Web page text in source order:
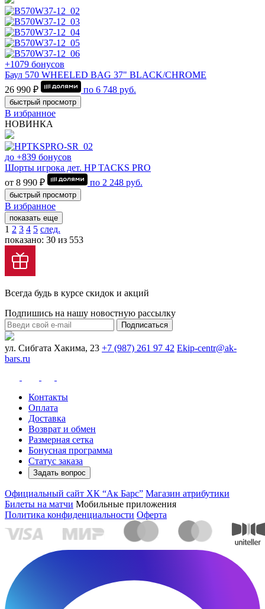
+1079 бонусов
Баул 570 WHEELED BAG 37" BLACK/CHROME
26 990 ₽
по 6 748 руб.
быстрый просмотр
В избранное
НОВИНКА
до +839 бонусов
Шорты игрока дет. HP TACKS PRO
от 8 990 ₽
по 2 248 руб.
быстрый просмотр
В избранное
показать еще
1 2 3 4 5 след.
показано: 30 из 553
Всегда будь в курсе скидок и акций
Подпишись на нашу новостную рассылку
Подписаться
ул. Сибгата Хакима, 23 +7 (987) 261 97 42 Ekip-centr@ak-
bars.ru
Контакты
Оплата
Доставка
Возврат и обмен
Размерная сетка
Бонусная программа
Статус заказа
Задать вопрос
Официальный сайт ХК “Ак Барс” Магазин атрибутики
Билеты на матчи Мобильные приложения
Политика конфиденциальности Оферта